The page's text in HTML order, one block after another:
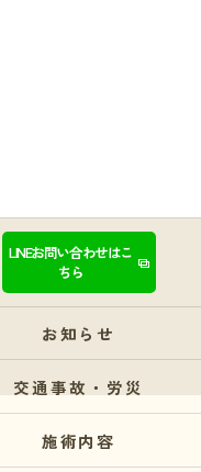
LINEお問い合わせはこ
ちら
お知らせ
交通事故・労災
施術内容